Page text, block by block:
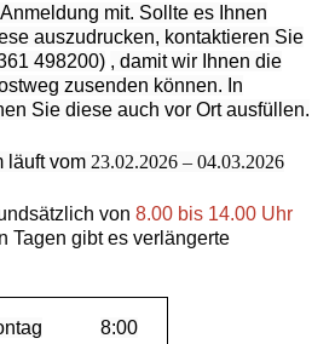
mit. Sollte es Ihnen
auszudrucken, kontaktieren Sie
498200) , damit wir Ihnen die
zusenden können. In
Sie diese auch vor Ort ausfüllen.
läuft vom 23.02.2026 – 04.03.2026
von 8.00 bis 14.00 Uhr
Tagen gibt es verlängerte
8:00